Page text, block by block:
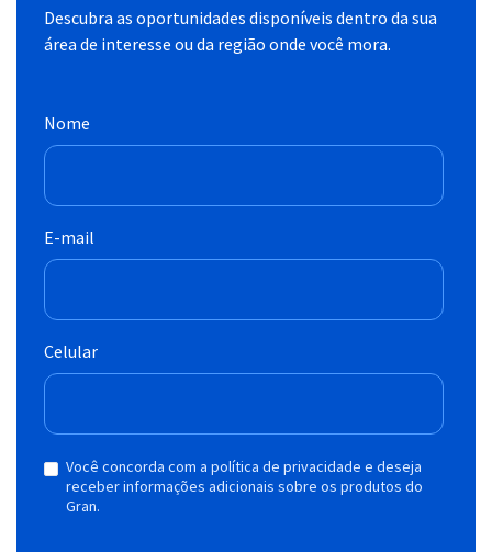
Descubra as oportunidades disponíveis dentro da sua
área de interesse ou da região onde você mora.
Nome
E-mail
Celular
Você concorda com a política de privacidade e deseja
receber informações adicionais sobre os produtos do
Gran.